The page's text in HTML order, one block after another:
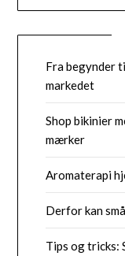
Fra begynder
markedet
Shop bikinier
mærker
Aromaterapi
Derfor kan
Tips og tricks: